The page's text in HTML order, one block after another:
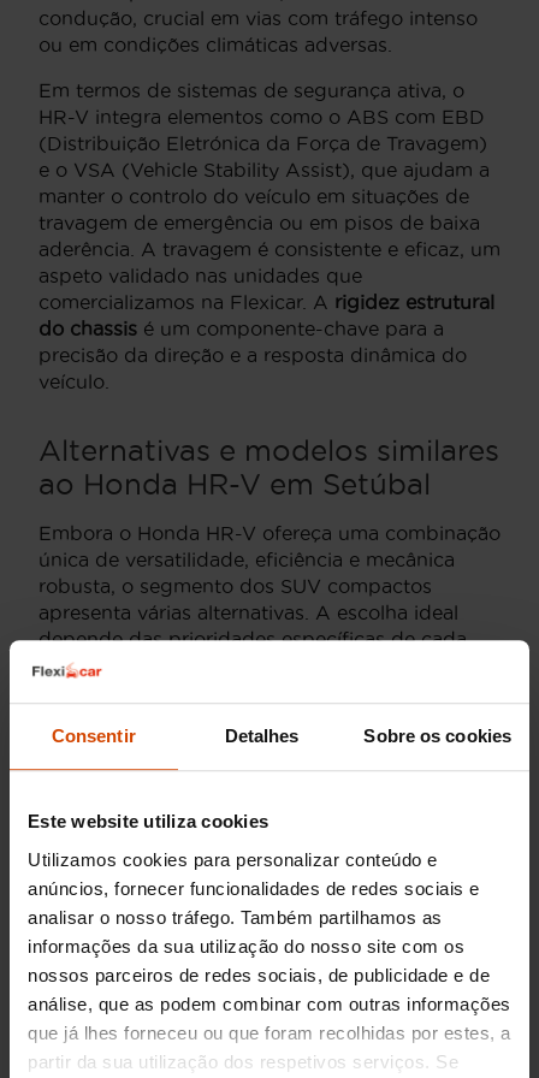
Consentir Detalhes Sobre os cookies
Este website utiliza cookies
Utilizamos cookies para personalizar conteúdo e
anúncios, fornecer funcionalidades de redes sociais e
analisar o nosso tráfego. Também partilhamos as
informações da sua utilização do nosso site com os
nossos parceiros de redes sociais, de publicidade e de
análise, que as podem combinar com outras informações
que já lhes forneceu ou que foram recolhidas por estes, a
partir da sua utilização dos respetivos serviços. Se
condução, crucial em vias com tráfego intenso
ou em condições climáticas adversas.
Em termos de sistemas de segurança ativa, o
HR-V integra elementos como o ABS com EBD
(Distribuição Eletrónica da Força de Travagem)
e o VSA (Vehicle Stability Assist), que ajudam a
manter o controlo do veículo em situações de
travagem de emergência ou em pisos de baixa
aderência. A travagem é consistente e eficaz, um
aspeto validado nas unidades que
comercializamos na Flexicar. A rigidez estrutural
do chassis é um componente-chave para a
precisão da direção e a resposta dinâmica do
veículo.
Alternativas e modelos similares
ao Honda HR-V em Setúbal
Embora o Honda HR-V ofereça uma combinação
única de versatilidade, eficiência e mecânica
robusta, o segmento dos SUV compactos
apresenta várias alternativas. A escolha ideal
depende das prioridades específicas de cada
utilizador, seja no que respeita ao desempenho
a importância de um comparativo técnico para
uma decisão informada.
Nissan QashqaiUm SUV consolidado,
motorizações turbo eficientes.
Destaca-se pelo seu design
arrojado e um sistema híbrido de elevada
fiabilidade e eficiência.
Hyundai Kona
Oferece uma gama
diversificada de motorizações, incluindo
opções elétricas e um comportamento ágil.